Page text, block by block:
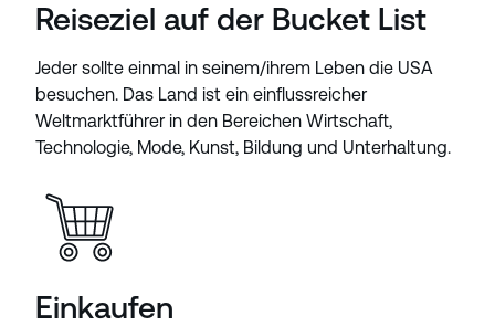
Reiseziel auf der Bucket List
Jeder sollte einmal in seinem/ihrem Leben die USA
besuchen. Das Land ist ein einflussreicher
Weltmarktführer in den Bereichen Wirtschaft,
Technologie, Mode, Kunst, Bildung und Unterhaltung.
Einkaufen